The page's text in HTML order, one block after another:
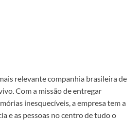
relevante companhia brasileira de
Com a missão de entregar
inesquecíveis, a empresa tem a
e as pessoas no centro de tudo o